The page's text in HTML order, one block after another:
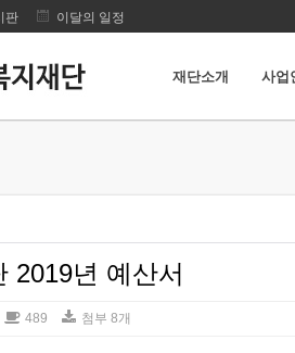
판 이달의 일정
재단소개 사업
2019년 예산서
489 첨부 8개